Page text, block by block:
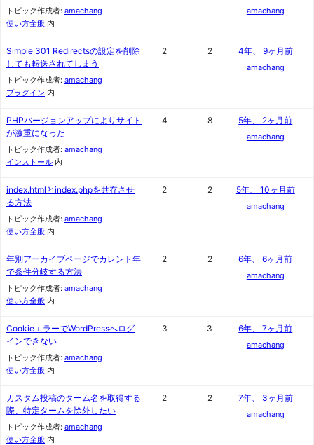
トピック作成者: amachang
使い方全般 内
amachang
Simple 301 Redirectsの設定を削除
しても転送されてしまう
トピック作成者: amachang
プラグイン 内
2 2 4年、 9ヶ月前
amachang
PHPバージョンアップによりサイト
が激重になった
トピック作成者: amachang
インストール 内
4 8 5年、 2ヶ月前
amachang
index.htmlとindex.phpを共存させ
る方法
トピック作成者: amachang
使い方全般 内
2 2 5年、 10ヶ月前
amachang
年別アーカイブページでカレント年
で条件分岐する方法
トピック作成者: amachang
使い方全般 内
2 2 6年、 6ヶ月前
amachang
CookieエラーでWordPressへログ
インできない
トピック作成者: amachang
使い方全般 内
3 3 6年、 7ヶ月前
amachang
カスタム投稿のターム名を取得する
際、特定タームを除外したい
トピック作成者: amachang
使い方全般 内
2 2 7年、 3ヶ月前
amachang